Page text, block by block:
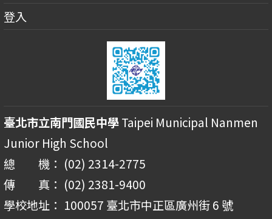
登入
臺北市立南門國民中學Taipei Municipal Nanmen
Junior High School
總 機： (02) 2314-2775
傳 真： (02) 2381-9400
學校地址： 100057 臺北市中正區廣州街 6 號